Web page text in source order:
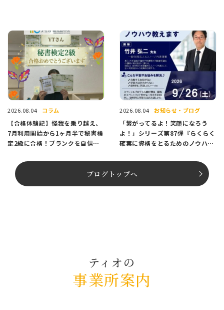
2026.08.04 コラム
【合格体験記】怪我を乗り越え、
7月利用開始から1ヶ月半で秘書検
定2級に合格！ブランクを自信に
2026.08.04 お知らせ・ブログ
「繋がってるよ！笑顔になろう
よ！」シリーズ第87弾『らくらく
確実に資格をとるためのノウハウ
催のお知らせ✨
ブログトップへ
ティオの
事業所案内